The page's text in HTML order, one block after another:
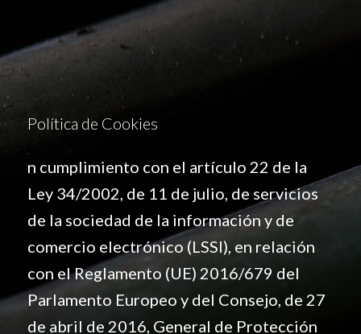
Política de Cookies
n cumplimiento con el artículo 22 de la
Ley 34/2002, de 11 de julio, de servicios
de la sociedad de la información y de
comercio electrónico (LSSI), en relación
con el Reglamento (UE) 2016/679 del
Parlamento Europeo y del Consejo, de 27
de abril de 2016, General de Protección